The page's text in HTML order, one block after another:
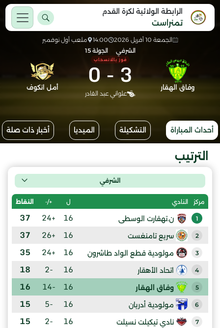
الرابطة الولائية لكرة القدم
تمنراست
الجمعة 10 أفريل 2026 14:00
ملعب أول نوفمبر
الشرفي
الجولة 15
وفاق الهقار 3
-
0فوز بالانسحاب
علواني عبد القادر
أمل انكوف
أحداث المباراة التشكيلة الميديا أخبار ذات صلة
الترتيب
الشرفي
مركز النادي ل +/- النقاط
1 ن.تهقارت الوسطى 16
+24
37
2 سريع تامنغست 16
+26
37
3 مولودية قطع الواد طاشرون 16
+24
35
4 اتحاد الأهقار 16
-2
18
5 وفاق الهقار 16
-14
16
6 مولودية أدريان 16
-5
15
7 نادي تيكيلت نسيلت 16
-2
15